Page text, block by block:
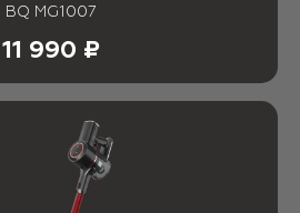
BQ MG1007
11 990 ₽